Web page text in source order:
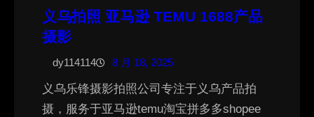
义乌拍照 亚马逊 TEMU 1688产品
摄影
dy114114 8 月 18, 2025
义乌乐锋摄影拍照公司专注于义乌产品拍
摄，服务于亚马逊temu淘宝拼多多shopee